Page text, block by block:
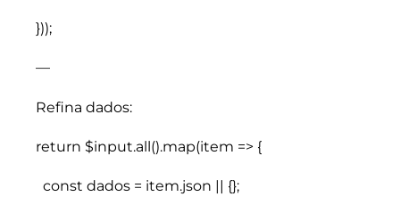
}));
—
Refina dados:
return $input.all().map(item => {
const dados = item.json || {};